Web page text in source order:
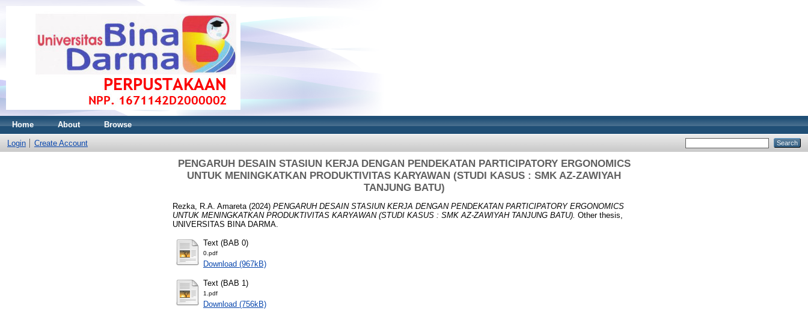
Home About Browse
Login Create Account
PENGARUH DESAIN STASIUN KERJA DENGAN PENDEKATAN PARTICIPATORY ERGONOMICS
UNTUK MENINGKATKAN PRODUKTIVITAS KARYAWAN (STUDI KASUS : SMK AZ-ZAWIYAH
TANJUNG BATU)
Rezka, R.A. Amareta (2024) PENGARUH DESAIN STASIUN KERJA DENGAN PENDEKATAN PARTICIPATORY ERGONOMICS
UNTUK MENINGKATKAN PRODUKTIVITAS KARYAWAN (STUDI KASUS : SMK AZ-ZAWIYAH TANJUNG BATU). Other thesis,
UNIVERSITAS BINA DARMA.
Text (BAB 0)
0.pdf
Download (967kB)
Text (BAB 1)
1.pdf
Download (756kB)